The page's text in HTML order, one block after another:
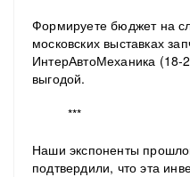
Формируете бюджет на
московских выставках
ИнтерАвтоМеханика (18-
выгодой.
***
Наши экспоненты
подтвердили, что эта